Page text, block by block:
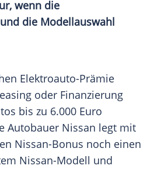
wenn die
die Modellauswahl
Elektroauto-Prämie
oder Finanzierung
bis zu 6.000 Euro
Autobauer Nissan legt mit
Nissan-Bonus noch einen
Nissan-Modell und